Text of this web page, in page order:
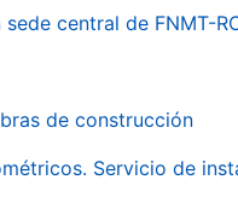
central de FNMT-
de construcción
Servicio de